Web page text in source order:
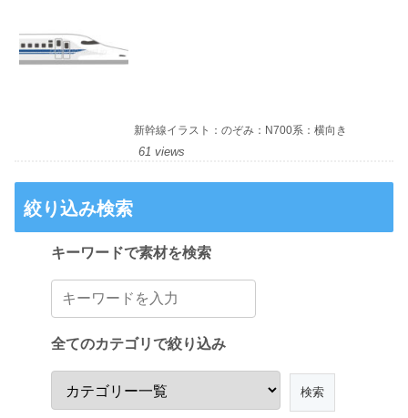
新幹線イラスト：のぞみ：N700系：横向き
61 views
絞り込み検索
キーワードで素材を検索
全てのカテゴリで絞り込み